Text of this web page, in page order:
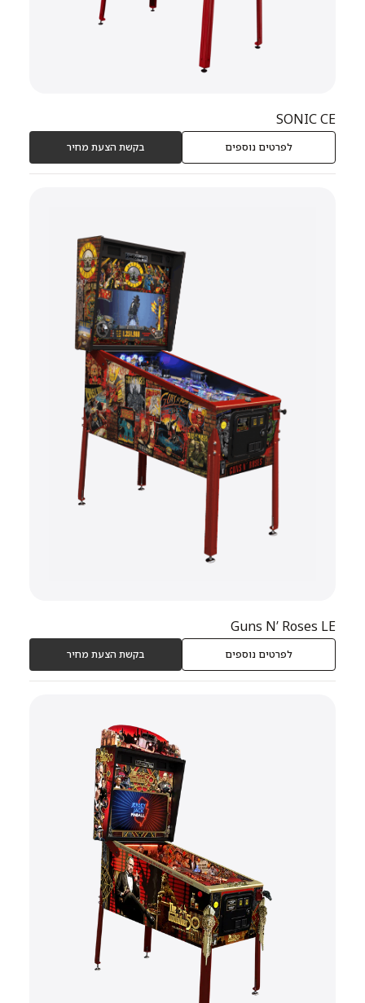
SONIC CE
לפרטים נוספים בקשת הצעת מחיר
Guns N’ Roses LE
לפרטים נוספים בקשת הצעת מחיר